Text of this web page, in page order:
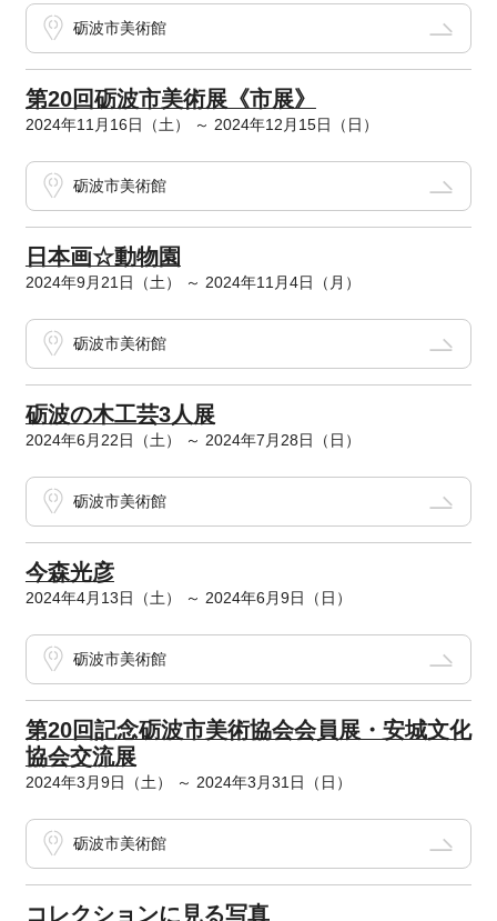
砺波市美術館
第20回砺波市美術展《市展》
2024年11月16日（土） ～ 2024年12月15日（日）
砺波市美術館
日本画☆動物園
2024年9月21日（土） ～ 2024年11月4日（月）
砺波市美術館
砺波の木工芸3人展
2024年6月22日（土） ～ 2024年7月28日（日）
砺波市美術館
今森光彦
2024年4月13日（土） ～ 2024年6月9日（日）
砺波市美術館
第20回記念砺波市美術協会会員展・安城文化
協会交流展
2024年3月9日（土） ～ 2024年3月31日（日）
砺波市美術館
コレクションに見る写真